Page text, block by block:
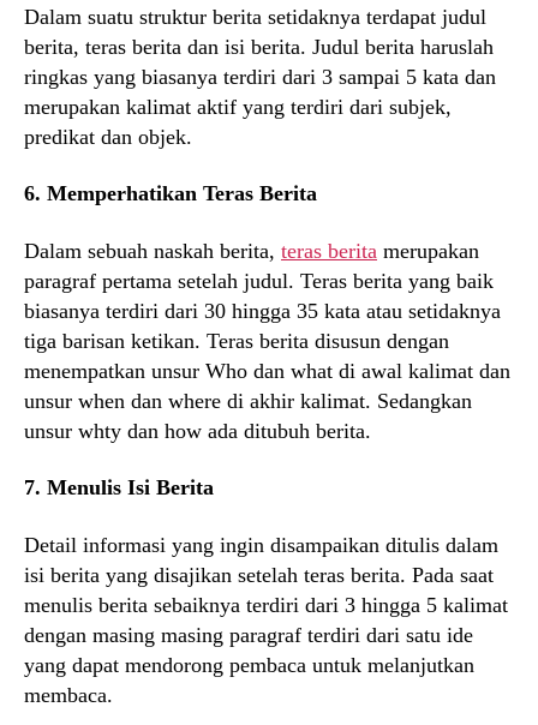
Dalam suatu struktur berita setidaknya terdapat judul
berita, teras berita dan isi berita. Judul berita haruslah
ringkas yang biasanya terdiri dari 3 sampai 5 kata dan
merupakan kalimat aktif yang terdiri dari subjek,
predikat dan objek.
6. Memperhatikan Teras Berita
Dalam sebuah naskah berita, teras berita merupakan
paragraf pertama setelah judul. Teras berita yang baik
biasanya terdiri dari 30 hingga 35 kata atau setidaknya
tiga barisan ketikan. Teras berita disusun dengan
menempatkan unsur Who dan what di awal kalimat dan
unsur when dan where di akhir kalimat. Sedangkan
unsur whty dan how ada ditubuh berita.
7. Menulis Isi Berita
Detail informasi yang ingin disampaikan ditulis dalam
isi berita yang disajikan setelah teras berita. Pada saat
menulis berita sebaiknya terdiri dari 3 hingga 5 kalimat
dengan masing masing paragraf terdiri dari satu ide
yang dapat mendorong pembaca untuk melanjutkan
membaca.